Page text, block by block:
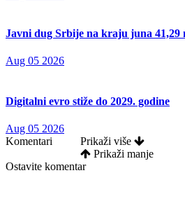
Javni dug Srbije na kraju juna 41,29
Aug 05 2026
Digitalni evro stiže do 2029. godine
Aug 05 2026
Komentari
Prikaži više
Prikaži manje
Ostavite komentar